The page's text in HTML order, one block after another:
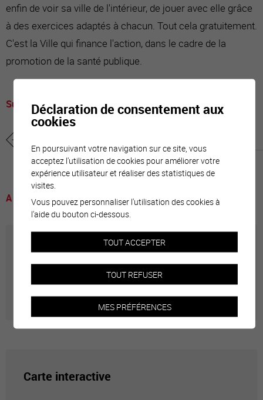
enfin de voir sa ville de l'intérieur, de jouer avec elle grâce
à des exercices adaptés à chacun. Tout cela gratuitement.
C'est la Ville qui finance l'action, dans le cadre de la
promotion de la santé publique.
Sur ce même sujet
A voir
Annuaire communal
Adresses utiles en ville de Sierre
Carte interactive
Déclaration de consentement aux
cookies
En poursuivant votre navigation sur ce site, vous
acceptez l'utilisation de cookies pour améliorer votre
expérience utilisateur et réaliser des statistiques de
visites.
Vous pouvez personnaliser l'utilisation des cookies à
l'aide du bouton ci-dessous.
TOUT ACCEPTER
TOUT REFUSER
MES PRÉFÉRENCES